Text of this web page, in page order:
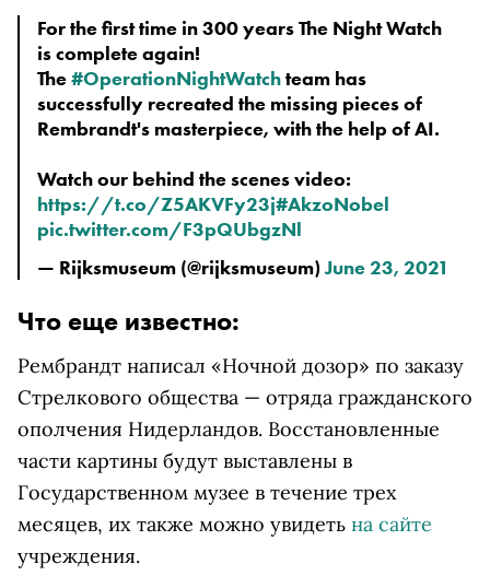
For the first time in 300 years The Night Watch
is complete again!
The#OperationNightWatchteam has
successfully recreated the missing pieces of
Rembrandt's masterpiece, with the help of AI.
Watch our behind the scenes video:
https://t.co/Z5AKVFy23j#AkzoNobel
pic.twitter.com/F3pQUbgzNl
— Rijksmuseum (@rijksmuseum)June 23, 2021
Что еще известно:
Рембрандт написал «Ночной дозор» по заказу
Стрелкового общества — отряда гражданского
ополчения Нидерландов. Восстановленные
части картины будут выставлены в
Государственном музее в течение трех
месяцев, их также можно увидеть на сайте
учреждения.